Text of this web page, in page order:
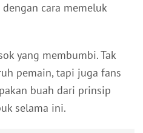
cara memeluk
yang membumbi. Tak
pemain, tapi juga fans
buah dari prinsip
selama ini.